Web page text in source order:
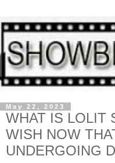
May 22, 2023
WHAT IS LOLIT
WISH NOW
UNDERGOING